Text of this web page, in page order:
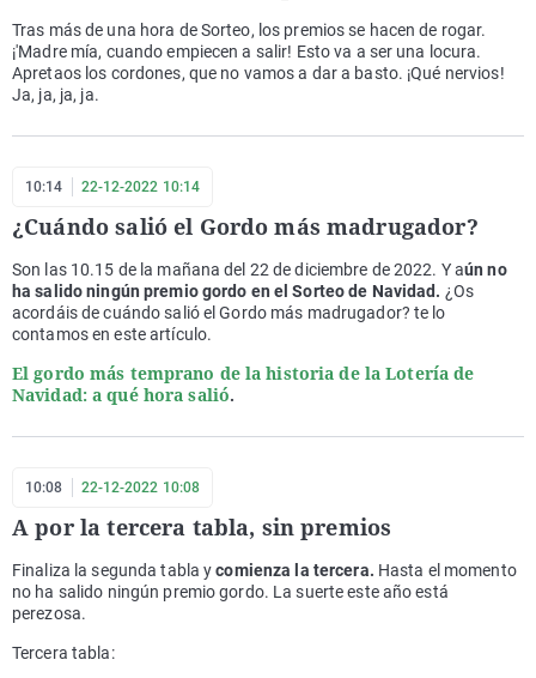
Tras más de una hora de Sorteo, los premios se hacen de rogar.
¡'Madre mía, cuando empiecen a salir! Esto va a ser una locura.
Apretaos los cordones, que no vamos a dar a basto. ¡Qué nervios!
Ja, ja, ja, ja.
10:14 22-12-2022 10:14
¿Cuándo salió el Gordo más madrugador?
Son las 10.15 de la mañana del 22 de diciembre de 2022. Y aún no
ha salido ningún premio gordo en el Sorteo de Navidad. ¿Os
acordáis de cuándo salió el Gordo más madrugador? te lo
contamos en este artículo.
El gordo más temprano de la historia de la Lotería de
Navidad: a qué hora salió.
10:08 22-12-2022 10:08
A por la tercera tabla, sin premios
Finaliza la segunda tabla ycomienza la tercera. Hasta el momento
no ha salido ningún premio gordo. La suerte este año está
perezosa.
Tercera tabla: